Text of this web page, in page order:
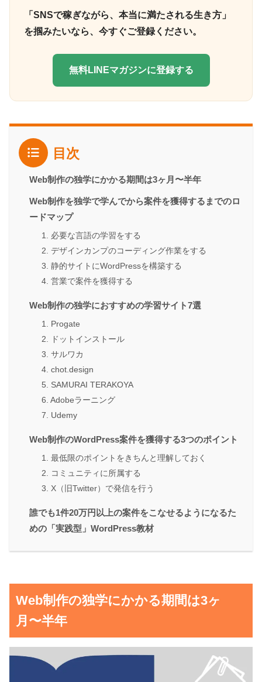
「SNSで稼ぎながら、本当に満たされる生き方」
を掴みたいなら、今すぐご登録ください。
無料LINEマガジンに登録する
目次
Web制作の独学にかかる期間は3ヶ月〜半年
Web制作を独学で学んでから案件を獲得するまでのロ
ードマップ
1. 必要な言語の学習をする
2. デザインカンプのコーディング作業をする
3. 静的サイトにWordPressを構築する
4. 営業で案件を獲得する
Web制作の独学におすすめの学習サイト7選
1. Progate
2. ドットインストール
3. サルワカ
4. chot.design
5. SAMURAI TERAKOYA
6. Adobeラーニング
7. Udemy
Web制作のWordPress案件を獲得する3つのポイント
1. 最低限のポイントをきちんと理解しておく
2. コミュニティに所属する
3. X（旧Twitter）で発信を行う
誰でも1件20万円以上の案件をこなせるようになるた
めの「実践型」WordPress教材
Web制作の独学にかかる期間は3ヶ
月〜半年